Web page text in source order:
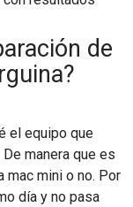
de
el equipo que
manera que es
mac mini o no. Por
día y no pasa